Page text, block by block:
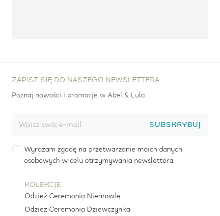
ZAPISZ SIĘ DO NASZEGO NEWSLETTERA
Poznaj nowości i promocje w Abel & Lula
SUBSKRYBUJ
Wyrażam zgodę na przetwarzanie moich danych
osobowych w celu otrzymywania newslettera
KOLEKCJE
Odzież Ceremonia Niemowlę
Odzież Ceremonia Dziewczynka